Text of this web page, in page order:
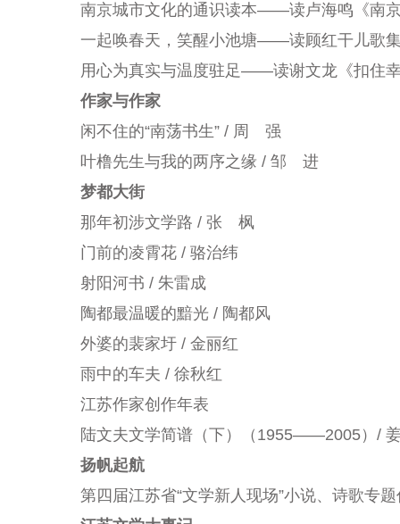
南京城市文化的通识读本——读卢海鸣《南
一起唤春天，笑醒小池塘——读顾红干儿歌
用心为真实与温度驻足——读谢文龙《扣住
作家与作家
闲不住的“南荡书生” / 周 强
叶橹先生与我的两序之缘 / 邹 进
梦都大街
那年初涉文学路 / 张 枫
门前的凌霄花 / 骆治纬
射阳河书 / 朱雷成
陶都最温暖的黯光 / 陶都风
外婆的裴家圩 / 金丽红
雨中的车夫 / 徐秋红
江苏作家创作年表
陆文夫文学简谱（下）（1955——2005）/
扬帆起航
第四届江苏省“文学新人现场”小说、诗歌专